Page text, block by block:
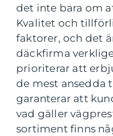
det inte bara om
Kvalitet och
faktorer, och det
däckfirma
prioriterar att
de mest ansedda
garanterar att
vad gäller
sortiment finns